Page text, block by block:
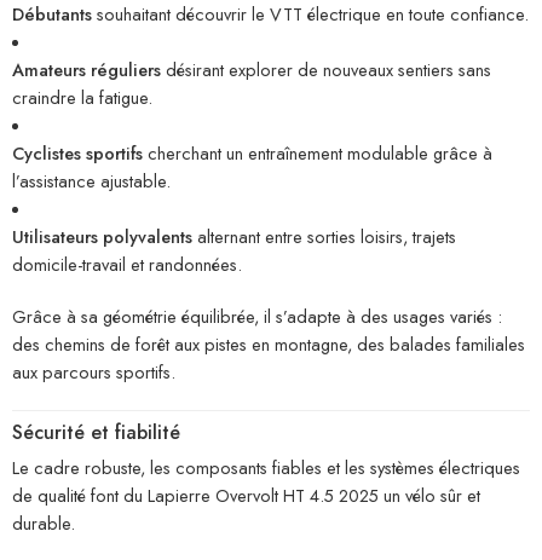
Débutantssouhaitant découvrir le VTT électrique en toute confiance.
Amateurs réguliersdésirant explorer de nouveaux sentiers sans
craindre la fatigue.
Cyclistes sportifscherchant un entraînement modulable grâce à
l’assistance ajustable.
Utilisateurs polyvalentsalternant entre sorties loisirs, trajets
domicile-travail et randonnées.
Grâce à sa géométrie équilibrée, il s’adapte à des usages variés :
des chemins de forêt aux pistes en montagne, des balades familiales
aux parcours sportifs.
Sécurité et fiabilité
Le cadre robuste, les composants fiables et les systèmes électriques
de qualité font du Lapierre Overvolt HT 4.5 2025 un vélo sûr et
durable.